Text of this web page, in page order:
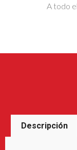
A todo
Descripción